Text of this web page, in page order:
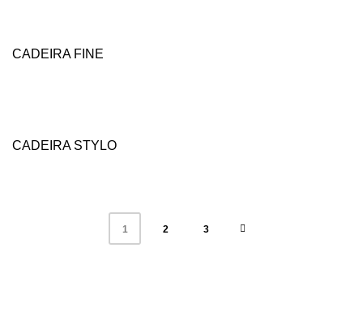
CADEIRA FINE
CADEIRA STYLO
1 2 3